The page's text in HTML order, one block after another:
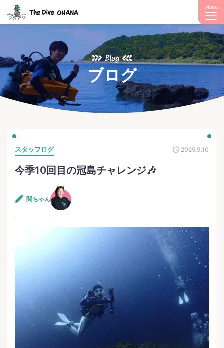
Menu
Blog
ブログ
スタッフログ 2025.9.10
今季10回目の冠島チャレンジ🎶
関ちゃん